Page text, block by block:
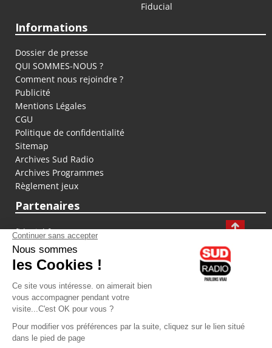
Fiducial
Informations
Dossier de presse
QUI SOMMES-NOUS ?
Comment nous rejoindre ?
Publicité
Mentions Légales
CGU
Politique de confidentialité
Sitemap
Archives Sud Radio
Archives Programmes
Règlement jeux
Partenaires
fiducial.fr
lyoncapitale.fr
olympique-et-lyonnais.com
L'application Iphone / Android
Téléchargez l'application